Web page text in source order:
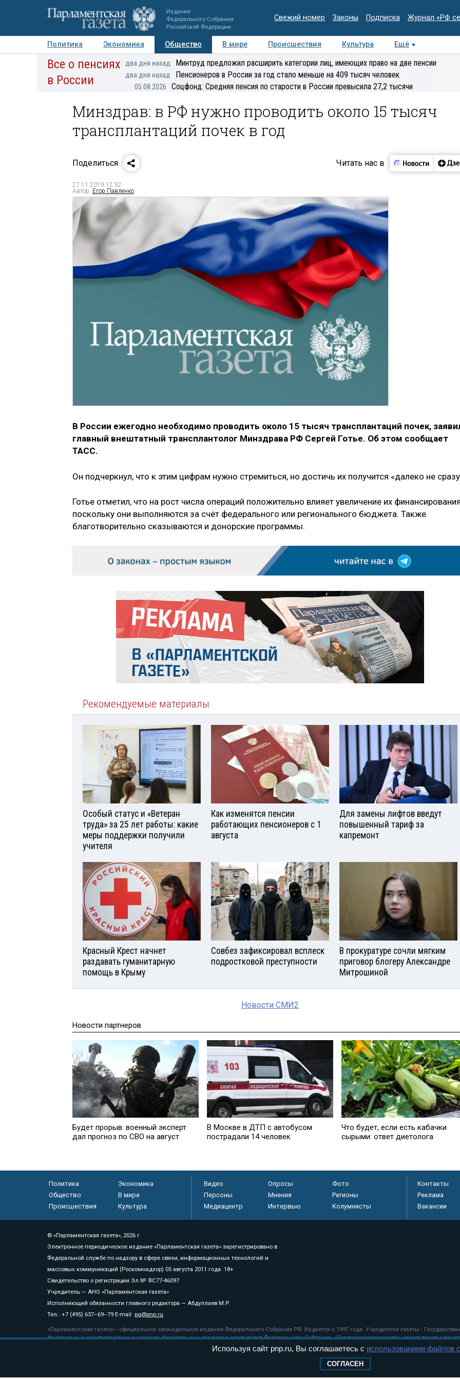
Издание
Федерального Собрания
Российской Федерации
Свежий номер Законы Подписка Журнал «РФ
Политика Экономика Общество В мире Происшествия Культура
Ещё
Авторы Персоны Мнения Регионы Медиацентр Интервью Колумнисты
Все о пенсиях
в России
два дня назад Минтруд предложил расширить категории лиц, имеющих право на две пенсии
два дня назад Пенсионеров в России за год стало меньше на 409 тысяч человек
05.08.2026 Соцфонд: Средняя пенсия по старости в России превысила 27,2 тысячи
Минздрав: в РФ нужно проводить около 15 тысяч
трансплантаций почек в год
Поделиться Читать нас в
27.11.2019 12:52
Автор: Егор Павленко
В России ежегодно необходимо проводить около 15 тысяч трансплантаций почек,
главный внештатный трансплантолог Минздрава РФ Сергей Готье. Об этом сообщает
ТАСС.
Он подчеркнул, что к этим цифрам нужно стремиться, но достичь их получится «далеко не
Готье отметил, что на рост числа операций положительно влияет увеличение их
поскольку они выполняются за счёт федерального или регионального бюджета. Также
благотворительно сказываются и донорские программы.
Рекомендуемые материалы
Особый статус и «Ветеран
труда» за 25 лет работы: какие
меры поддержки получили
учителя
Как изменятся пенсии
работающих пенсионеров с 1
августа
Для замены лифтов введут
повышенный тариф за
капремонт
Красный Крест начнет
раздавать гуманитарную
помощь в Крыму
Совбез зафиксировал всплеск
подростковой преступности
В прокуратуре сочли мягким
приговор блогеру Александре
Митрошиной
Новости СМИ2
Новости партнеров
Будет прорыв: военный эксперт
дал прогноз по СВО на август
В Москве в ДТП с автобусом
пострадали 14 человек
Что будет, если есть кабачки
сырыми: ответ диетолога
Политика
Экономика
Общество
В мире
Происшествия
Культура
Видео Опросы
Фото
Персоны
Мнения
Регионы
Медиацентр
Интервью Колумнисты
Контакты
Реклама
Вакансии
© «Парламентская газета», 2026 г.
Электронное периодическое издание «Парламентская газета» зарегистрировано в
Федеральной службе по надзору в сфере связи, информационных технологий и
массовых коммуникаций (Роскомнадзор) 05 августа 2011 года. 18+
Свидетельство о регистрации Эл № ФС77-46097
Учредитель — АНО «Парламентская газета»
Исполняющий обязанности главного редактора — Абдуллаев М.Р.
Тел.: +7 (495) 637–69–79 E-mail: pg@pnp.ru
«Парламентская газета» - официальное еженедельное издание Федерального Собрания РФ. Издается с 1997 года. Учредители газеты -
федеральных конституционных законов, федеральных законов и актов палат Федерального Собрания. «Парламентская газета» имеет пункты
Сайт «Парламентской газеты» - это оперативные новости и достоверная информация о принимаемых в стране законах и деятельности депутатов
Используя сайт pnp.ru, Вы соглашаетесь с использованием файлов
СОГЛАСЕН